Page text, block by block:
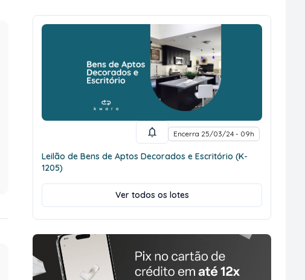
Encerra 25/03/24 - 09h
Leilão de Bens de Aptos Decorados e Escritório (K-
1205)
Ver todos os lotes